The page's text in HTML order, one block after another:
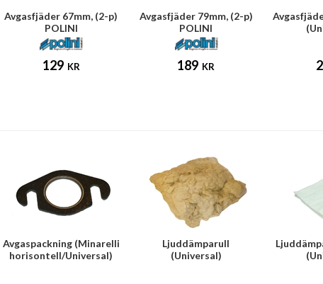
Avgasfjäder 67mm, (2-p)
POLINI
129 KR
Avgasfjäder 79mm, (2-p)
POLINI
189 KR
Avgaspackning (Minarelli
horisontell/Universal)
Ljuddämparull
(Universal)